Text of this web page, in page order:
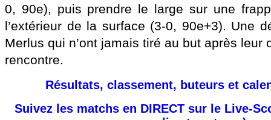
0, 90e), puis prendre le large sur une
l’extérieur de la surface (3-0, 90e+3). Une
Merlus qui n’ont jamais tiré au but après leur
rencontre.
Résultats, classement, buteurs et
Suivez les matchs en DIRECT sur le Live-